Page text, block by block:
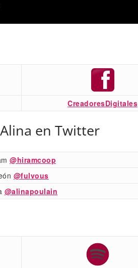
CreadoresDigitales
en Twitter
@hiramcoop
@fulvous
@alinapoulain